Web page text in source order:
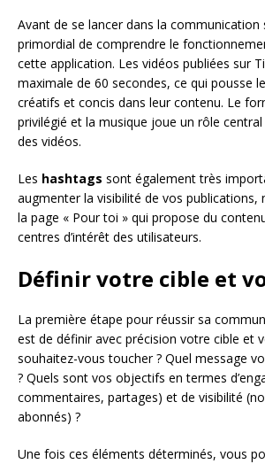
Avant de se lancer dans la communication
primordial de comprendre le
cette application. Les vidéos publiées sur
maximale de 60 secondes, ce qui pousse
créatifs et concis dans leur contenu. Le
privilégié et la musique joue un rôle
des vidéos.
Les hashtags sont également très
augmenter la visibilité de vos publications,
la page « Pour toi » qui propose du
centres d’intérêt des utilisateurs.
Définir votre cible et
La première étape pour réussir sa
est de définir avec précision votre cible et
souhaitez-vous toucher ? Quel message
? Quels sont vos objectifs en termes
commentaires, partages) et de visibilité
abonnés) ?
Une fois ces éléments déterminés, vous